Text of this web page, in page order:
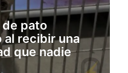
pato
al recibir una
que nadie